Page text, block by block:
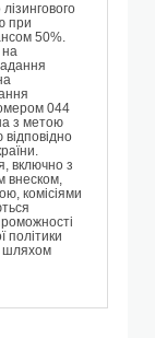
при
50%.
на
044
з метою
включно з
внеском,
комісіями
політики
шляхом